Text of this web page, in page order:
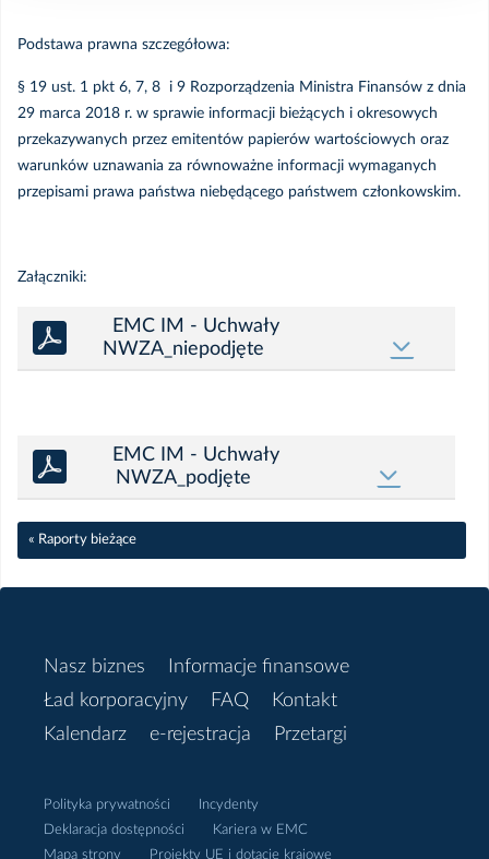
Czerwiec
2023
Październik
Sierpień
Lipiec
Czerwiec
Maj
Podstawa prawna szczegółowa:
§ 19 ust. 1 pkt 6, 7, 8 i 9 Rozporządzenia Ministra Finansów z dnia
29 marca 2018 r. w sprawie informacji bieżących i okresowych
przekazywanych przez emitentów papierów wartościowych oraz
warunków uznawania za równoważne informacji wymaganych
przepisami prawa państwa niebędącego państwem członkowskim.
Załączniki:
EMC IM - Uchwały
NWZA_niepodjęte
EMC IM - Uchwały
NWZA_podjęte
« Raporty bieżące
Nasz biznes
Informacje finansowe
Ład korporacyjny
FAQ
Kontakt
Kalendarz
e-rejestracja Przetargi
Polityka prywatności
Incydenty
Deklaracja dostępności
Kariera w EMC
Mapa strony
Projekty UE i dotacje krajowe